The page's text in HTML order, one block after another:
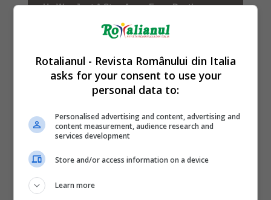
Rotalianul - Revista Românului din Italia
asks for your consent to use your
personal data to:
Personalised advertising and content, advertising and
content measurement, audience research and
services development
Store and/or access information on a device
Learn more